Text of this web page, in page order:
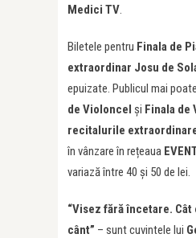
Medici TV.
Biletele pentru Finala de
extraordinar Josu de
epuizate. Publicul mai
de Violoncel și Finala de
recitalurile
în vânzare în rețeaua
variază între 40 și 50 de lei.
“Visez fără încetare. Cât
cânt” – sunt cuvintele lui